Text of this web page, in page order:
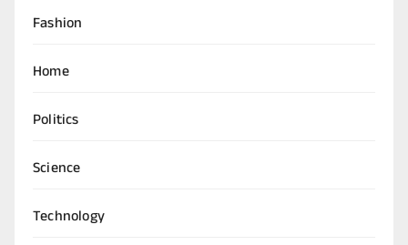
Fashion
Home
Politics
Science
Technology